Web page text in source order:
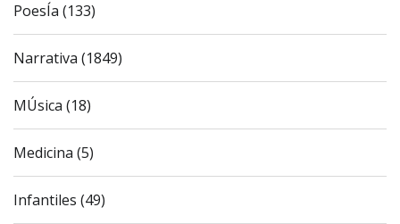
PoesÍa (133)
Narrativa (1849)
MÚsica (18)
Medicina (5)
Infantiles (49)